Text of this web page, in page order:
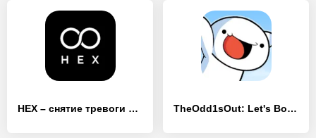
HEX – снятие тревоги и стресса TheOdd1sOut: Let's Bounce